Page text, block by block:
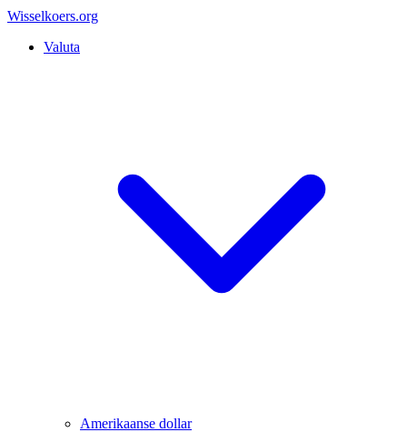
Wisselkoers.org
Valuta
Amerikaanse dollar